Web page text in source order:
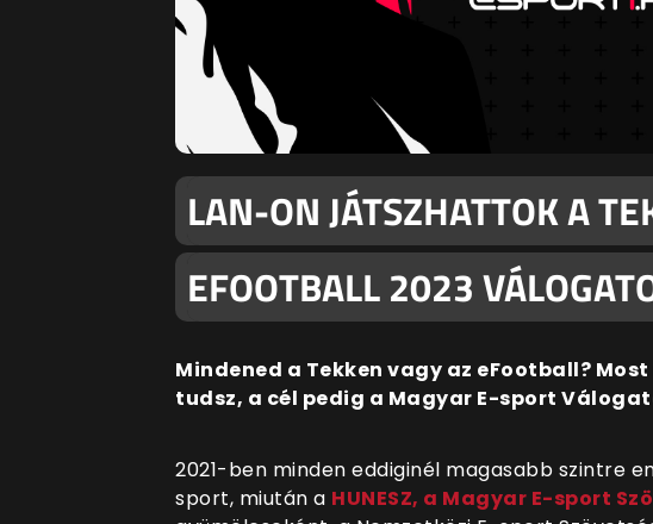
LAN-ON JÁTSZHATTOK A
EFOOTBALL 2023
Mindened a Tekken vagy az eFootball?
tudsz, a cél pedig a Magyar E-sport
2021-ben minden eddiginél magasabb szintre
sport, miután a HUNESZ, a Magyar E-sport